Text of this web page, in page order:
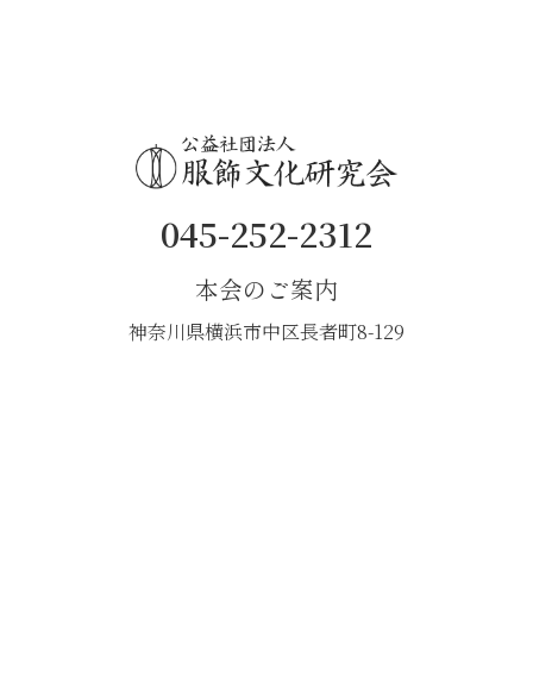
045-252-2312
本会のご案内
神奈川県横浜市中区長者町8-129